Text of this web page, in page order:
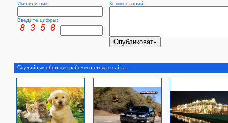
Имя или ник: Комментарий:
Введите цифры:
Случайные обои для рабочего стола с сайта: